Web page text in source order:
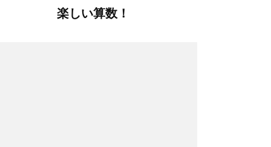
楽しい算数！